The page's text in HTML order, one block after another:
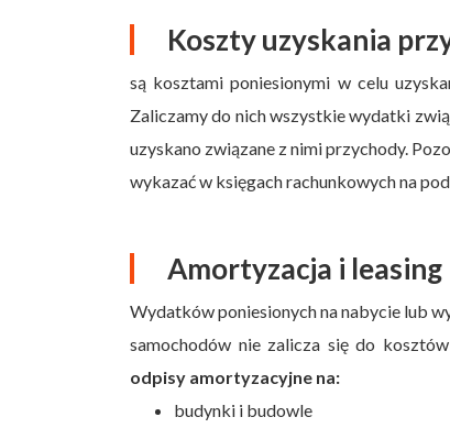
Koszty uzyskania
są kosztami poniesionymi w celu
Zaliczamy do nich wszystkie wydatki
uzyskano związane z nimi przychody.
wykazać w księgach rachunkowych na
Amortyzacja i leasing
Wydatków poniesionych na nabycie lub
samochodów nie zalicza się do
odpisy amortyzacyjne na:
budynki i budowle